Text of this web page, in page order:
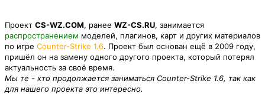
Проект CS-WZ.COM, ранее WZ-CS.RU, занимается
распространением моделей, плагинов, карт и других материалов
по игре Counter-Strike 1.6. Проект был основан ещё в 2009 году,
пришёл он на замену одного другого проекта, который потерял
актуальность за своё время.
Мы те - кто продолжается заниматься Counter-Strike 1.6, так как
для нашего проекта это интересно.